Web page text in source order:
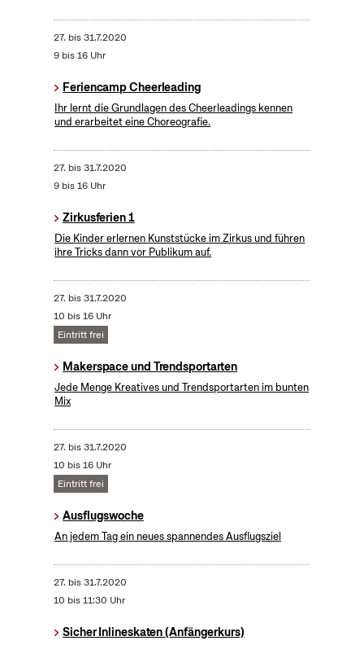
27. bis31.7.2020
9 bis 16 Uhr
Feriencamp Cheerleading
Ihr lernt die Grundlagen des Cheerleadings kennen
und erarbeitet eine Choreografie.
27. bis31.7.2020
9 bis 16 Uhr
Zirkusferien 1
Die Kinder erlernen Kunststücke im Zirkus und führen
ihre Tricks dann vor Publikum auf.
27. bis31.7.2020
10 bis 16 Uhr
Eintritt frei
Makerspace und Trendsportarten
Jede Menge Kreatives und Trendsportarten im bunten
Mix
27. bis31.7.2020
10 bis 16 Uhr
Eintritt frei
Ausflugswoche
An jedem Tag ein neues spannendes Ausflugsziel
27. bis31.7.2020
10 bis 11:30 Uhr
Sicher Inlineskaten (Anfängerkurs)